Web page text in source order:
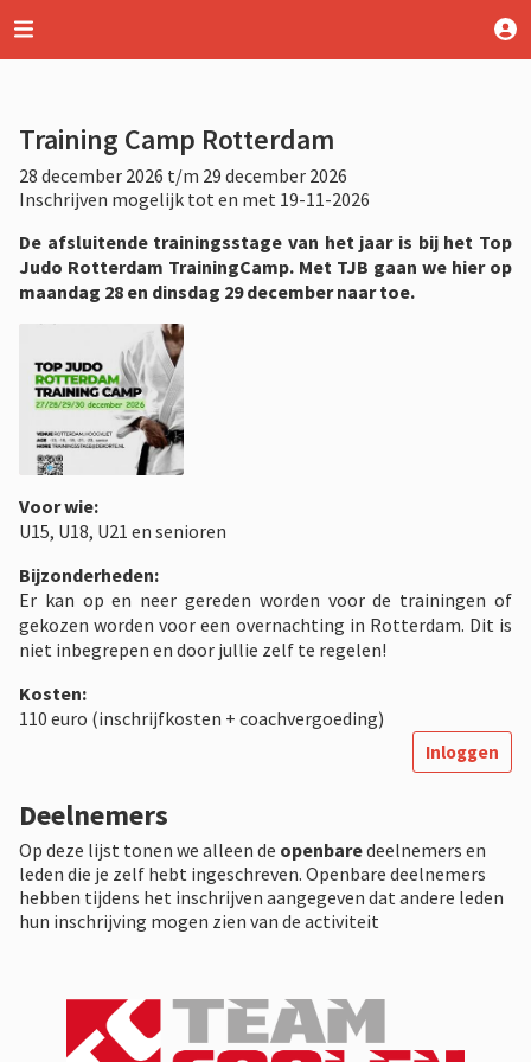
Training Camp Rotterdam
28 december 2026 t/m 29 december 2026
Inschrijven mogelijk tot en met 19-11-2026
De afsluitende trainingsstage van het jaar is bij het Top
Judo Rotterdam TrainingCamp. Met TJB gaan we hier op
maandag 28 en dinsdag 29 december naar toe.
Voor wie:
U15, U18, U21 en senioren
Bijzonderheden:
Er kan op en neer gereden worden voor de trainingen of
gekozen worden voor een overnachting in Rotterdam. Dit is
niet inbegrepen en door jullie zelf te regelen!
Kosten:
110 euro (inschrijfkosten + coachvergoeding)
Inloggen
Deelnemers
Op deze lijst tonen we alleen de openbaredeelnemers en
leden die je zelf hebt ingeschreven. Openbare deelnemers
hebben tijdens het inschrijven aangegeven dat andere leden
hun inschrijving mogen zien van de activiteit